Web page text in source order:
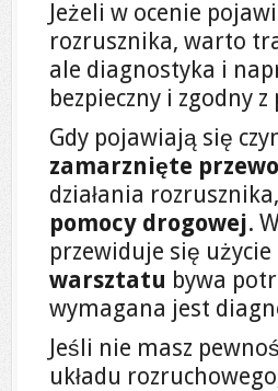
Jeżeli w ocenie
rozrusznika, warto
ale diagnostyka i
bezpieczny i zgodny
Gdy pojawiają się
zamarznięte
działania
pomocy drogowej.
przewiduje się użycie
warsztatu bywa
wymagana jest
Jeśli nie masz
układu